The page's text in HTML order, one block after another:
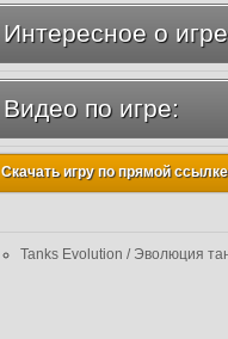
Интересное о
Видео по игре:
Скачать игру по прямой
Tanks Evolution / Эволюция